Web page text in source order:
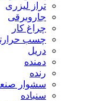
تراز لیزری
جاروبرقی
چراغ کار
چسب حرارتی
سشوار صنعتی